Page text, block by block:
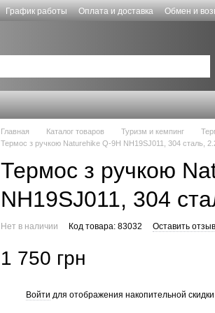
График работы Оплата и доставка Обмен и
Главная Каталог товаров Туризм и кемпинг
Термос з ручкою Naturehike Q-9H NH19SJ011, 304 сталь,
Термос з ручкою
NH19SJ011, 304
Нет в наличии Код товара: 83032 Оставить отзыв
1 750 грн
Войти для отображения накопительной скидки